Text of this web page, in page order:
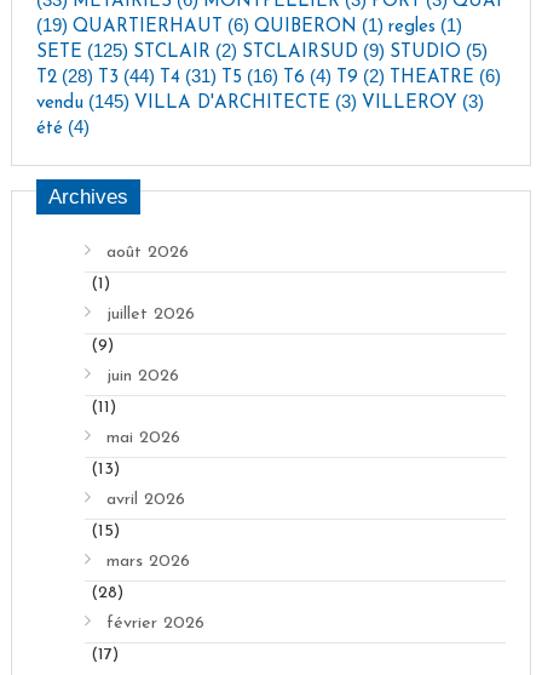
(19) QUARTIERHAUT (6) QUIBERON (1) regles (1)
SETE (125) STCLAIR (2) STCLAIRSUD (9) STUDIO (5)
T2(28) T3 (44) T4(31) T5 (16) T6 (4) T9 (2) THEATRE (6)
vendu(145) VILLA D'ARCHITECTE (3) VILLEROY (3)
été(4)
Archives
août 2026
(1)
juillet 2026
(9)
juin 2026
(11)
mai 2026
(13)
avril 2026
(15)
mars 2026
(28)
février 2026
(17)